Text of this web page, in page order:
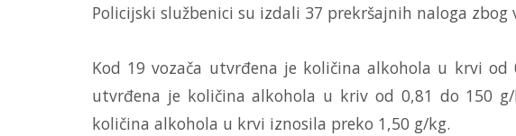
Policijski službenici su izdali 37 prekršajnih naloga
Kod 19 vozača utvrđena je količina alkohola u krvi od
utvrđena je količina alkohola u kriv od 0,81 do 150
količina alkohola u krvi iznosila preko 1,50 g/kg.